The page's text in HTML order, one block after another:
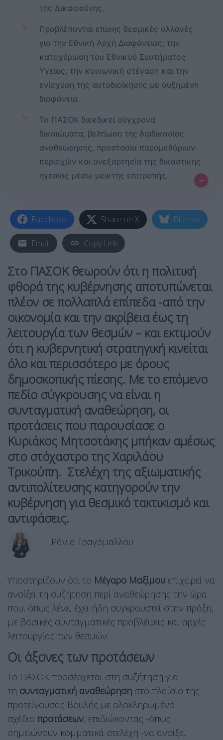
της Δικαιοσύνης.
✨
Προβλέπονται επίσης θεσμικές αλλαγές
για την Εθνική Αρχή Διαφάνειας, την
κατοχύρωση του Εθνικού Συστήματος
Υγείας, την κοινωνική στέγαση και την
ενίσχυση της αυτοδιοίκησης με αυξημένη
διαφάνεια.
✨
Το ΠΑΣΟΚ διεκδικεί σύγχρονα
δικαιώματα, βελτίωση της διαδικασίας
αναθεώρησης, προστασία παραμεθόριων
περιοχών και ανεξαρτησία της δικαστικής
ηγεσίας μέσω μεικτής επιτροπής.
–
Facebook Share on X Bluesky
Email Copy Link
Στο ΠΑΣΟΚ θεωρούν ότι η πολιτική
φθορά της κυβέρνησης αποτυπώνεται
πλέον σε πολλαπλά επίπεδα -από την
οικονομία και την ακρίβεια έως τη
λειτουργία των θεσμών – και εκτιμούν
ότι η κυβερνητική στρατηγική κινείται
όλο και περισσότερο με όρους
δημοσκοπικής πίεσης. Με το επόμενο
πεδίο σύγκρουσης να είναι η
συνταγματική αναθεώρηση, οι
προτάσεις που παρουσίασε ο
Κυριάκος Μητσοτάκης μπήκαν αμέσως
στο στόχαστρο της Χαριλάου
Τρικούπη. Στελέχη της αξιωματικής
αντιπολίτευσης κατηγορούν την
κυβέρνηση για θεσμικό τακτικισμό και
αντιφάσεις.
Ράνια Τραγόμαλλου
Υποστηρίζουν ότι το Μέγαρο Μαξίμου επιχειρεί να
ανοίξει τη συζήτηση περί αναθεώρησης την ώρα
που, όπως λένε, έχει ήδη συγκρουστεί στην πράξη,
με βασικές συνταγματικές προβλέψεις και αρχές
λειτουργίας των θεσμών.
Οι άξονες των προτάσεων
Το ΠΑΣΟΚ προσέρχεται στη συζήτηση για
τη συνταγματική αναθεώρηση στο πλαίσιο της
προτείνουσας Βουλής με ολοκληρωμένο
σχέδιο προτάσεων, επιδιώκοντας -όπως
σημειώνουν κομματικά στελέχη -να ανοίξει